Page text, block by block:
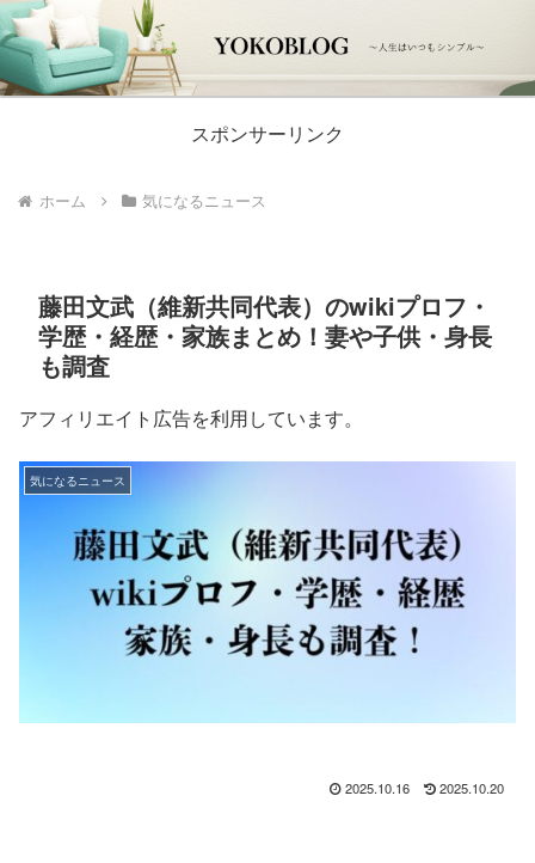
スポンサーリンク
ホーム 気になるニュース
藤田文武（維新共同代表）のwikiプロフ・
学歴・経歴・家族まとめ！妻や子供・身長
も調査
アフィリエイト広告を利用しています。
気になるニュース
2025.10.16 2025.10.20